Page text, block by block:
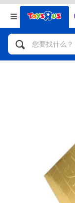
返回
分类目录
人气英雄
拼砌组合
玩具车，
手工艺，
娃娃，芭
返回
品牌